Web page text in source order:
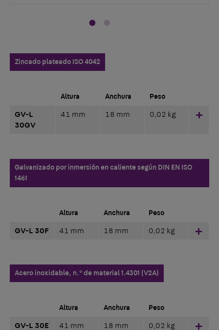
Zincado plateado ISO 4042
Altura Anchura Peso
GV-L
30GV
41 mm 18 mm 0,02 kg
Galvanizado por inmersión en caliente según DIN EN ISO
1461
Altura Anchura Peso
GV-L 30F 41 mm 18 mm 0,02 kg
Acero inoxidable, n.° de material 1.4301 (V2A)
Altura Anchura Peso
GV-L 30E 41 mm 18 mm 0,02 kg